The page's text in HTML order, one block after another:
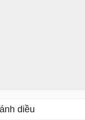
diều